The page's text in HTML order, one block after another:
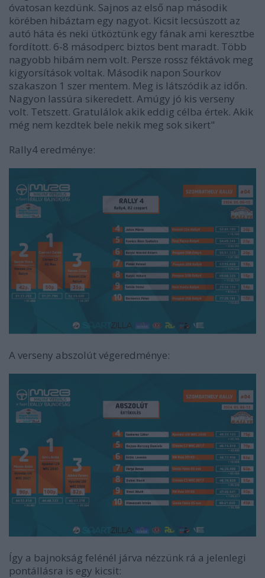
óvatosan kezdünk. Sajnos az első nap második
körében hibáztam egy nagyot. Kicsit lecsúszott az
autó háta és neki ütköztünk egy fának ami keresztbe
fordított. 6-8 másodperc biztos bent maradt. Több
nagyobb hibám nem volt. Persze rossz féktávok meg
kigyorsítások voltak. Második napon Sourkov
szakaszon 1 szer mentem. Meg is látszódik az időn.
Nagyon lassúra sikeredett. Amúgy jó kis verseny
volt. Tetszett. Gratulálok akik eddig célba értek. Akik
még nem kezdtek bele nekik meg sok sikert"
Rally4 eredménye:
A verseny abszolút végeredménye:
Így a bajnokság felénél járva nézzünk rá a jelenlegi
pontállásra is egy kicsit: